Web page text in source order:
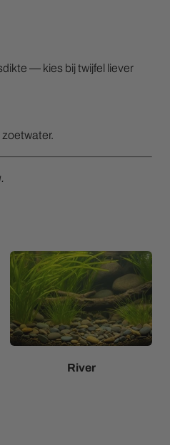
— kies bij twijfel liever
River